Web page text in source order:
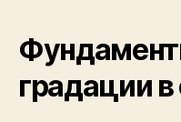
градации